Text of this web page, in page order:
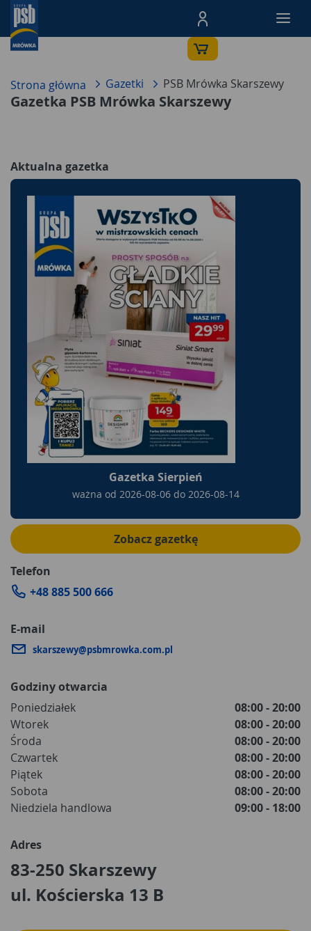
Menu Produktów,
Strona główna Gazetki PSB Mrówka Skarszewy
Gazetka PSB Mrówka Skarszewy
Aktualna gazetka
Gazetka Sierpień
ważna od 2026-08-06do 2026-08-14
Zobacz gazetkę
Telefon
+48 885 500 666
E-mail
skarszewy@psbmrowka.com.pl
Godziny otwarcia
Poniedziałek
08:00 - 20:00
Wtorek
08:00 - 20:00
Środa
08:00 - 20:00
Czwartek
08:00 - 20:00
Piątek
08:00 - 20:00
Sobota
08:00 - 20:00
Niedziela handlowa
09:00 - 18:00
Adres
83-250 Skarszewy
ul. Kościerska 13 B